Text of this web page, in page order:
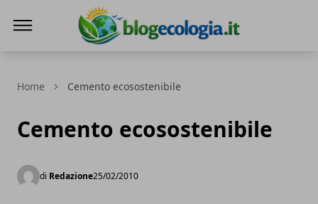
Home Cemento ecosostenibile
Cemento ecosostenibile
di Redazione25/02/2010